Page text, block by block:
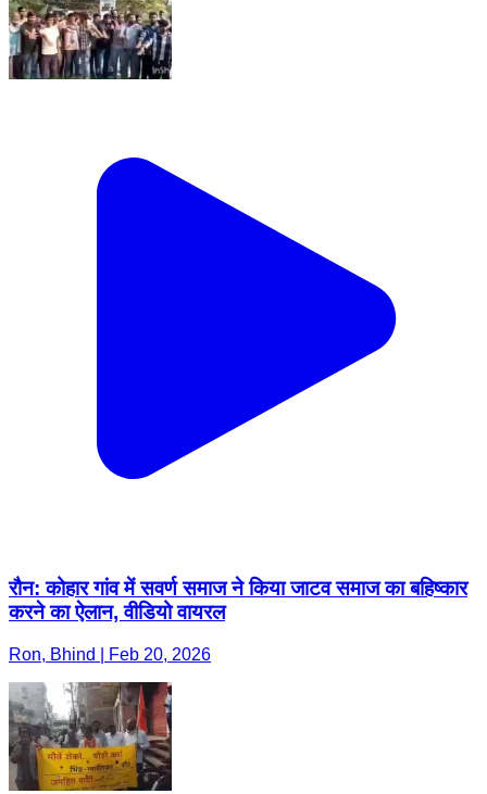
रौन: कोहार गांव में सवर्ण समाज ने किया जाटव समाज का बहिष्कार
करने का ऐलान, वीडियो वायरल
Ron, Bhind | Feb 20, 2026